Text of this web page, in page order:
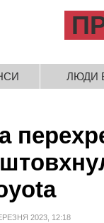
ЛЮДИ
2023, 12:18